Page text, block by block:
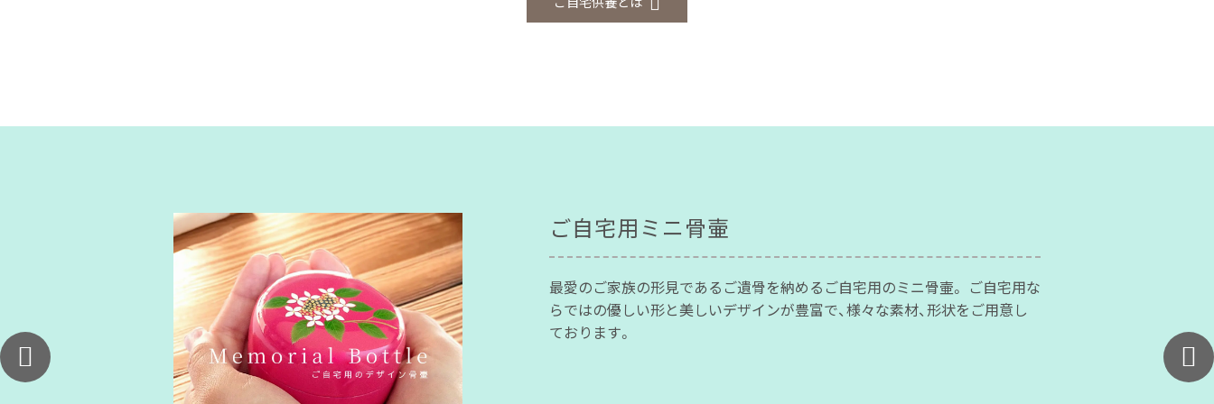
ご自宅用ミニ骨壷
最愛のご家族の形見であるご遺骨を納めるご自宅用のミニ骨壷。 ご自宅用な
らではの優しい形と美しいデザインが豊富で、様々な素材、形状をご用意し
ております。